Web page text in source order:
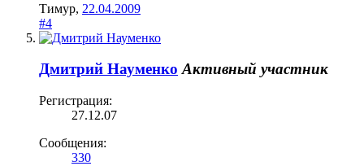
Тимур, 22.04.2009
#4
Дмитрий Науменко Активный участник
Регистрация:
27.12.07
Сообщения:
330